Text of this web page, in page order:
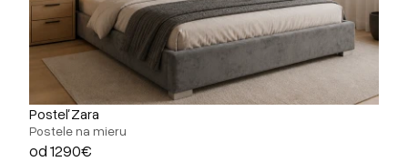
Posteľ Zara
Postele na mieru
od 1290€